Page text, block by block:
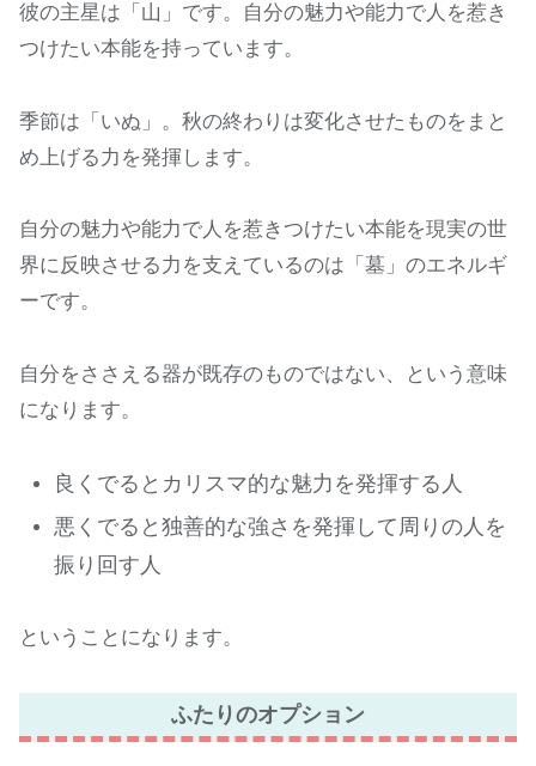
彼の主星は「山」です。自分の魅力や能力で人を惹き
つけたい本能を持っています。
季節は「いぬ」。秋の終わりは変化させたものをまと
め上げる力を発揮します。
自分の魅力や能力で人を惹きつけたい本能を現実の世
界に反映させる力を支えているのは「墓」のエネルギ
ーです。
自分をささえる器が既存のものではない、という意味
になります。
良くでるとカリスマ的な魅力を発揮する人
悪くでると独善的な強さを発揮して周りの人を
振り回す人
ということになります。
ふたりのオプション